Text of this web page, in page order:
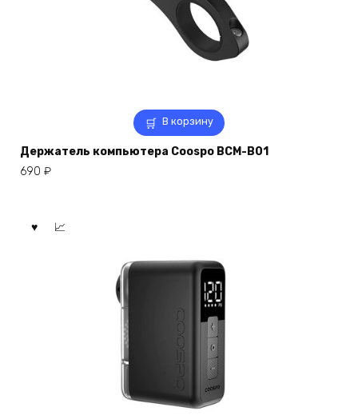
В корзину
Держатель компьютера Coospo BCM-B01
690 ₽